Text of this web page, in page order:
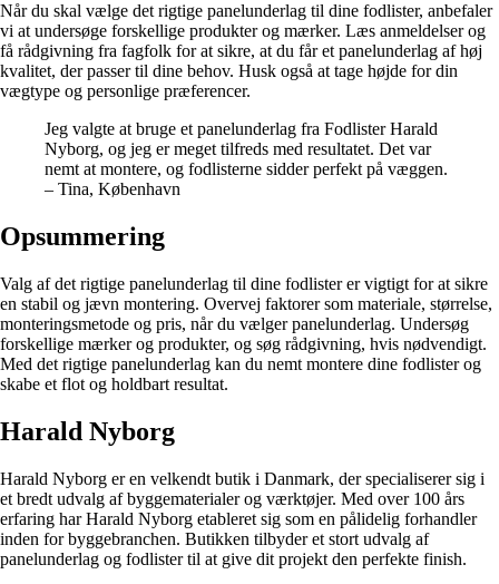
Når du skal vælge det rigtige panelunderlag til dine fodlister, anbefaler
vi at undersøge forskellige produkter og mærker. Læs anmeldelser og
få rådgivning fra fagfolk for at sikre, at du får et panelunderlag af høj
kvalitet, der passer til dine behov. Husk også at tage højde for din
vægtype og personlige præferencer.
Jeg valgte at bruge et panelunderlag fra Fodlister Harald
Nyborg, og jeg er meget tilfreds med resultatet. Det var
nemt at montere, og fodlisterne sidder perfekt på væggen.
– Tina, København
Opsummering
Valg af det rigtige panelunderlag til dine fodlister er vigtigt for at sikre
en stabil og jævn montering. Overvej faktorer som materiale, størrelse,
monteringsmetode og pris, når du vælger panelunderlag. Undersøg
forskellige mærker og produkter, og søg rådgivning, hvis nødvendigt.
Med det rigtige panelunderlag kan du nemt montere dine fodlister og
skabe et flot og holdbart resultat.
Harald Nyborg
Harald Nyborg er en velkendt butik i Danmark, der specialiserer sig i
et bredt udvalg af byggematerialer og værktøjer. Med over 100 års
erfaring har Harald Nyborg etableret sig som en pålidelig forhandler
inden for byggebranchen. Butikken tilbyder et stort udvalg af
panelunderlag og fodlister til at give dit projekt den perfekte finish.